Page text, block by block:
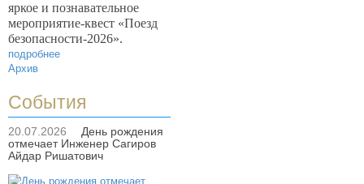
яркое и познавательное
мероприятие-квест «Поезд
безопасности-2026».
подробнее
Архив
События
20.07.2026
День рождения
отмечает Инженер Сагиров
Айдар Ришатович